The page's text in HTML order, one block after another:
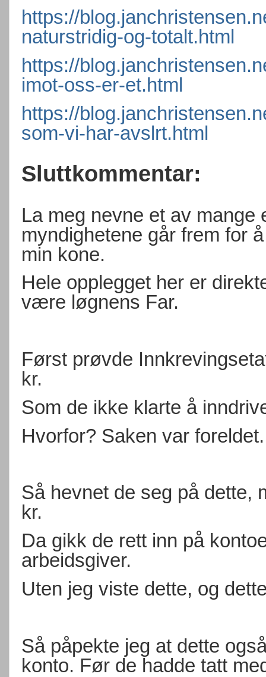
https://
naturstridig-og-totalt.html
https://
imot-oss-er-et.html
https://
som-vi-har-avslrt.html
Sluttkommentar:
La meg nevne et av mange
myndighetene går frem for
min kone.
Hele opplegget her er
være løgnens Far.
Først prøvde
kr.
Som de ikke klarte å
Hvorfor? Saken var foreldet.
Så hevnet de seg på dette,
kr.
Da gikk de rett inn på
arbeidsgiver.
Uten jeg viste dette, og
Så påpekte jeg at dette
konto. Før de hadde tatt